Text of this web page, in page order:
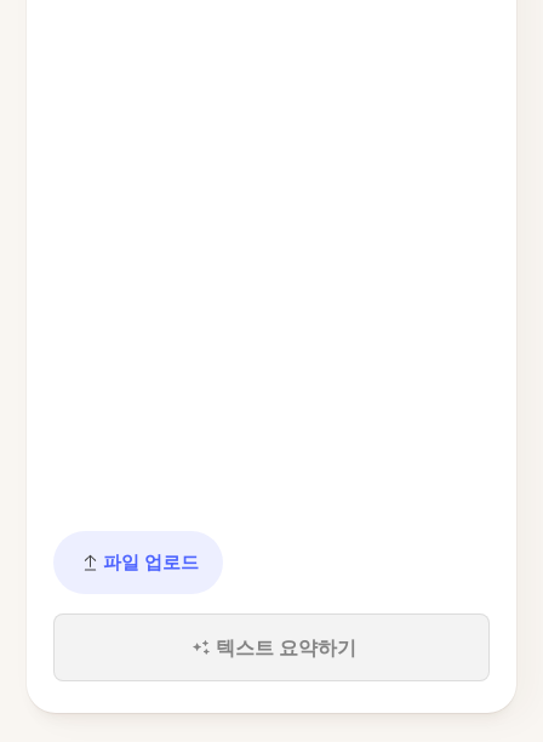
파일 업로드
텍스트 요약하기